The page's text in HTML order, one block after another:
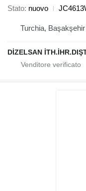
Stato nuovo
Turchia,
DİZELSAN